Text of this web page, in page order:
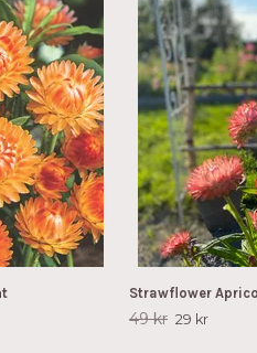
Strawflower
49 kr 29 kr